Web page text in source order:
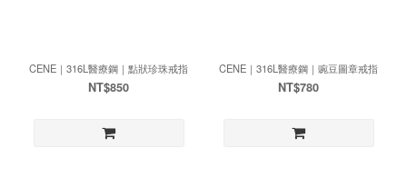
CENE｜316L醫療鋼｜點狀珍珠戒指
NT$850
CENE｜316L醫療鋼｜豌豆圖章戒指
NT$780